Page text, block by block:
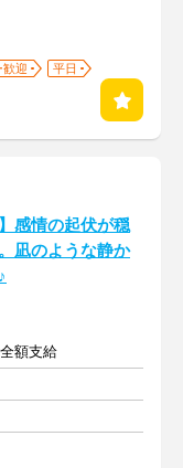
歓迎
平日
感情の起伏が穏
凪のような静か
額支給